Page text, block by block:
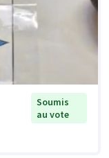
Soumis
au vote